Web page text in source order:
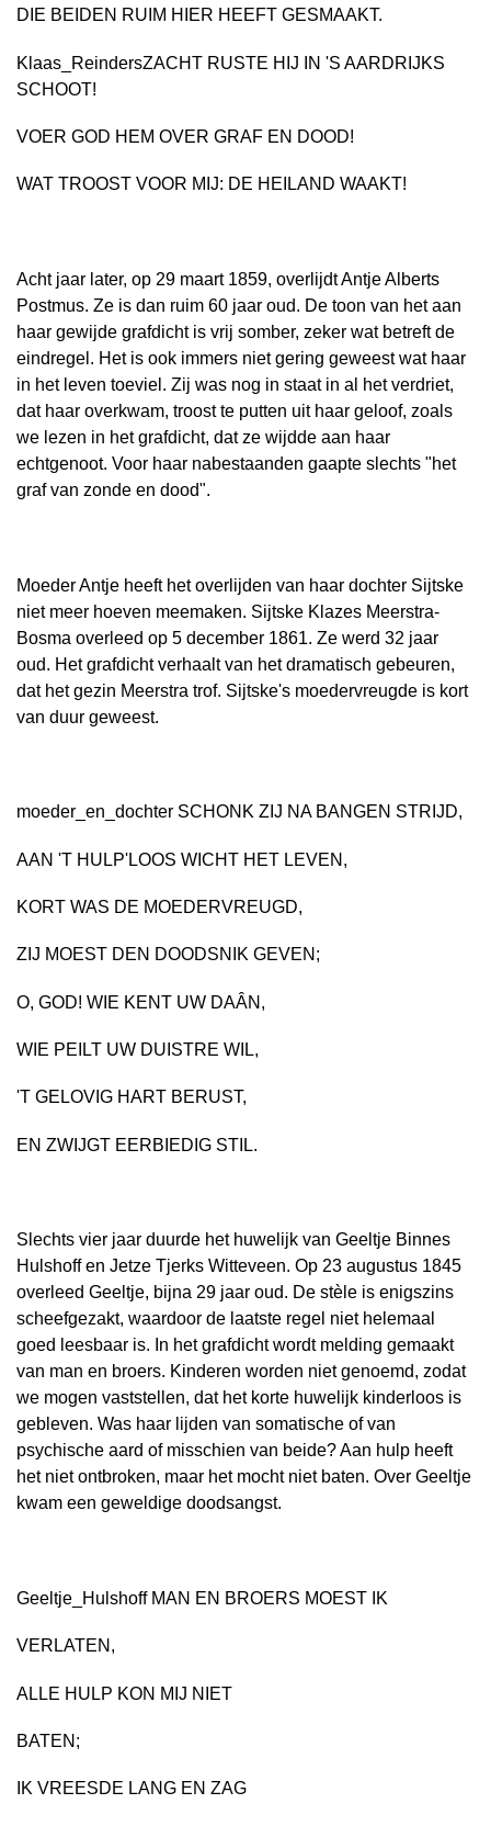
DIE BEIDEN RUIM HIER HEEFT GESMAAKT.
Klaas_ReindersZACHT RUSTE HIJ IN 'S AARDRIJKS
SCHOOT!
VOER GOD HEM OVER GRAF EN DOOD!
WAT TROOST VOOR MIJ: DE HEILAND WAAKT!
Acht jaar later, op 29 maart 1859, overlijdt Antje Alberts
Postmus. Ze is dan ruim 60 jaar oud. De toon van het aan
haar gewijde grafdicht is vrij somber, zeker wat betreft de
eindregel. Het is ook immers niet gering geweest wat haar
in het leven toeviel. Zij was nog in staat in al het verdriet,
dat haar overkwam, troost te putten uit haar geloof, zoals
we lezen in het grafdicht, dat ze wijdde aan haar
echtgenoot. Voor haar nabestaanden gaapte slechts "het
graf van zonde en dood".
Moeder Antje heeft het overlijden van haar dochter Sijtske
niet meer hoeven meemaken. Sijtske Klazes Meerstra-
Bosma overleed op 5 december 1861. Ze werd 32 jaar
oud. Het grafdicht verhaalt van het dramatisch gebeuren,
dat het gezin Meerstra trof. Sijtske's moedervreugde is kort
van duur geweest.
moeder_en_dochter SCHONK ZIJ NA BANGEN STRIJD,
AAN 'T HULP'LOOS WICHT HET LEVEN,
KORT WAS DE MOEDERVREUGD,
ZIJ MOEST DEN DOODSNIK GEVEN;
O, GOD! WIE KENT UW DAÂN,
WIE PEILT UW DUISTRE WIL,
'T GELOVIG HART BERUST,
EN ZWIJGT EERBIEDIG STIL.
Slechts vier jaar duurde het huwelijk van Geeltje Binnes
Hulshoff en Jetze Tjerks Witteveen. Op 23 augustus 1845
overleed Geeltje, bijna 29 jaar oud. De stèle is enigszins
scheefgezakt, waardoor de laatste regel niet helemaal
goed leesbaar is. In het grafdicht wordt melding gemaakt
van man en broers. Kinderen worden niet genoemd, zodat
we mogen vaststellen, dat het korte huwelijk kinderloos is
gebleven. Was haar lijden van somatische of van
psychische aard of misschien van beide? Aan hulp heeft
het niet ontbroken, maar het mocht niet baten. Over Geeltje
kwam een geweldige doodsangst.
Geeltje_Hulshoff MAN EN BROERS MOEST IK
VERLATEN,
ALLE HULP KON MIJ NIET
BATEN;
IK VREESDE LANG EN ZAG